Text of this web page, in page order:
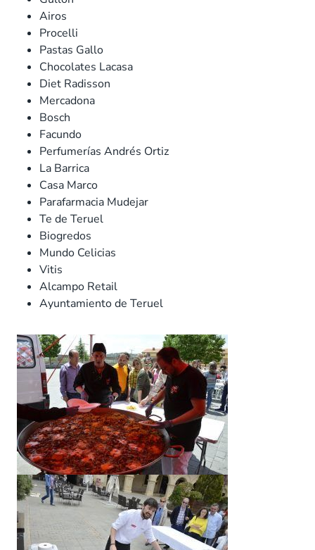
Airos
Procelli
Pastas Gallo
Chocolates Lacasa
Diet Radisson
Mercadona
Bosch
Facundo
Perfumerías Andrés Ortiz
La Barrica
Casa Marco
Parafarmacia Mudejar
Te de Teruel
Biogredos
Mundo Celicias
Vitis
Alcampo Retail
Ayuntamiento de Teruel